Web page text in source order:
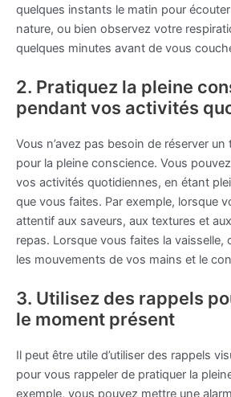
quelques instants le matin pour
nature, ou bien observez votre
quelques minutes avant de vous
2. Pratiquez la pleine
pendant vos activités
Vous n’avez pas besoin de réserver
pour la pleine conscience. Vous
vos activités quotidiennes, en étant
que vous faites. Par exemple, lorsque
attentif aux saveurs, aux textures et
repas. Lorsque vous faites la
les mouvements de vos mains et le
3. Utilisez des rappels
le moment présent
Il peut être utile d’utiliser des rappels
pour vous rappeler de pratiquer la
exemple, vous pouvez mettre une